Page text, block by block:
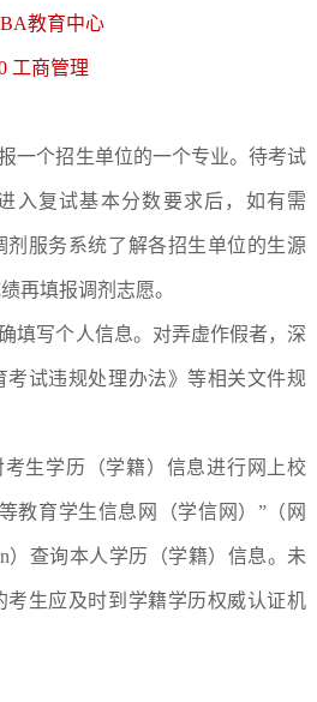
教育中心
工商管理
一个招生单位的一个专业。待考试
入复试基本分数要求后，如有需
剂服务系统了解各招生单位的生源
再填报调剂志愿。
填写个人信息。对弄虚作假者，深
试违规处理办法》等相关文件规
考生学历（学籍）信息进行网上校
教育学生信息网（学信网）”（网
）查询本人学历（学籍）信息。未
生应及时到学籍学历权威认证机